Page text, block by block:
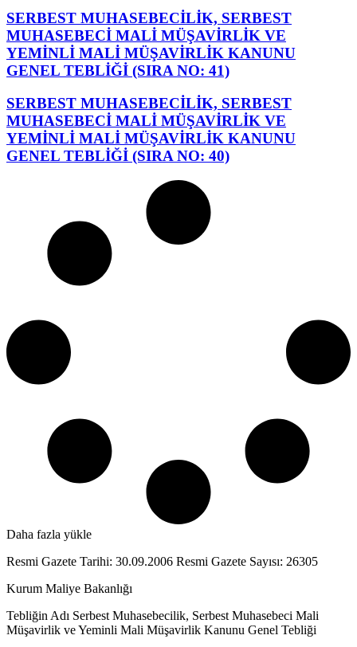
SERBEST MUHASEBECİLİK, SERBEST
MUHASEBECİ MALİ MÜŞAVİRLİK VE
YEMİNLİ MALİ MÜŞAVİRLİK KANUNU
GENEL TEBLİĞİ (SIRA NO: 41)
SERBEST MUHASEBECİLİK, SERBEST
MUHASEBECİ MALİ MÜŞAVİRLİK VE
YEMİNLİ MALİ MÜŞAVİRLİK KANUNU
GENEL TEBLİĞİ (SIRA NO: 40)
Daha fazla yükle
Resmi Gazete Tarihi: 30.09.2006 Resmi Gazete Sayısı: 26305
Kurum Maliye Bakanlığı
Tebliğin Adı Serbest Muhasebecilik, Serbest Muhasebeci Mali
Müşavirlik ve Yeminli Mali Müşavirlik Kanunu Genel Tebliği